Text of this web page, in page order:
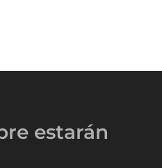
estarán